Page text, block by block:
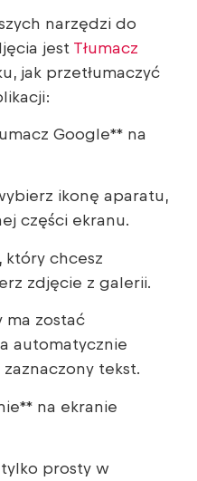
narzędzi do
jest Tłumacz
jak przetłumaczyć
Google** na
ikonę aparatu,
części ekranu.
który chcesz
zdjęcie z galerii.
ma zostać
automatycznie
tekst.
na ekranie
tylko prosty w